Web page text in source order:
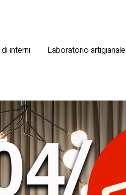
interni Laboratorio artigianale